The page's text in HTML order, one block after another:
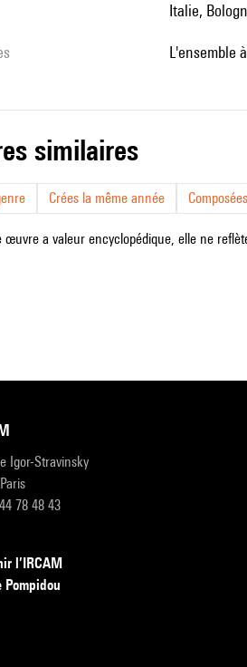
Italie,
l'ensemble
similaires
Crées la même année
œuvre a valeur encyclopédique, elle ne
Igor-Stravinsky
78 48 43
l’IRCAM
Pompidou